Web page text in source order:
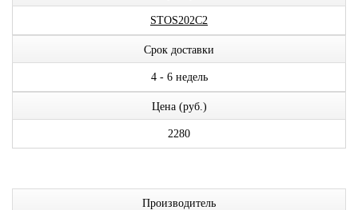
STOS202C2
Срок доставки
4 - 6 недель
Цена (руб.)
2280
Производитель